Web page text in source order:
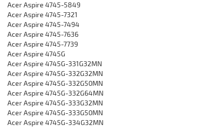
Acer Aspire 4745-5849
Acer Aspire 4745-7321
Acer Aspire 4745-7494
Acer Aspire 4745-7636
Acer Aspire 4745-7739
Acer Aspire 4745G
Acer Aspire 4745G-331G32MN
Acer Aspire 4745G-332G32MN
Acer Aspire 4745G-332G50MN
Acer Aspire 4745G-332G64MN
Acer Aspire 4745G-333G32MN
Acer Aspire 4745G-333G50MN
Acer Aspire 4745G-334G32MN